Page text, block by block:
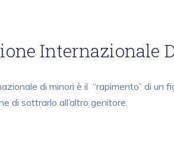
Internazionale
di minori è il “rapimento” di un
di sottrarlo all’altro genitore.